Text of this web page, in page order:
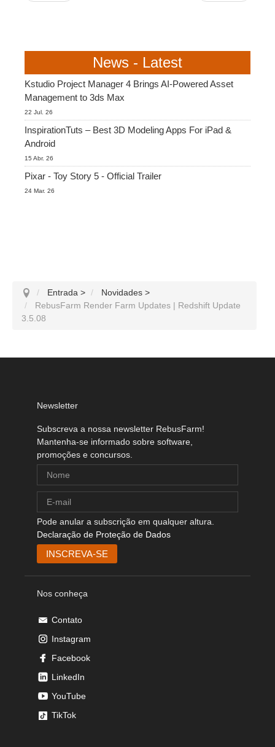
News - Latest
Kstudio Project Manager 4 Brings AI-Powered Asset
Management to 3ds Max
22 Jul. 26
InspirationTuts – Best 3D Modeling Apps For iPad &
Android
15 Abr. 26
Pixar - Toy Story 5 - Official Trailer
24 Mar. 26
Entrada > Novidades >
RebusFarm Render Farm Updates | Redshift Update
3.5.08
Newsletter
Subscreva a nossa newsletter RebusFarm!
Mantenha-se informado sobre software,
promoções e concursos.
Pode anular a subscrição em qualquer altura.
Declaração de Proteção de Dados
Nos conheça
Contato
Instagram
Facebook
LinkedIn
YouTube
TikTok